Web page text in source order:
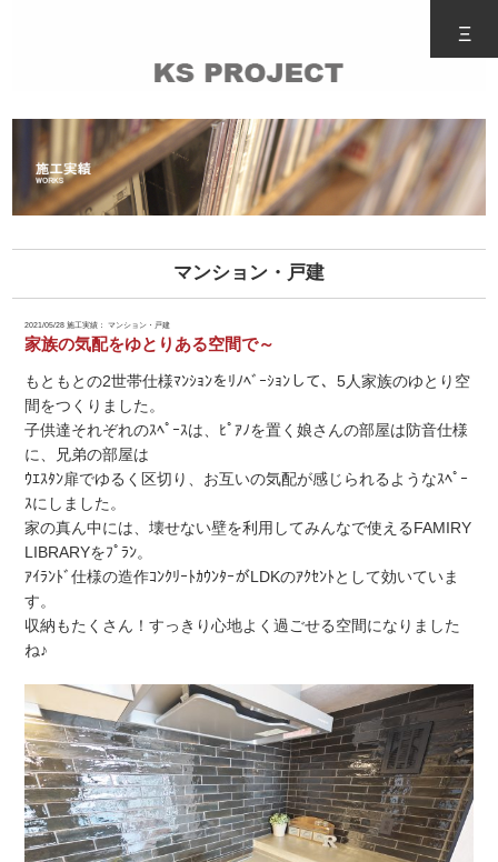
Ξ
マンション・戸建
2021/05/28施工実績： マンション・戸建
家族の気配をゆとりある空間で～
もともとの2世帯仕様ﾏﾝｼｮﾝをﾘﾉﾍﾞｰｼｮﾝして、5人家族のゆとり空
間をつくりました。
子供達それぞれのｽﾍﾟｰｽは、ﾋﾟｱﾉを置く娘さんの部屋は防音仕様
に、兄弟の部屋は
ｳｴｽﾀﾝ扉でゆるく区切り、お互いの気配が感じられるようなｽﾍﾟｰ
ｽにしました。
家の真ん中には、壊せない壁を利用してみんなで使えるFAMIRY
LIBRARYをﾌﾟﾗﾝ。
ｱｲﾗﾝﾄﾞ仕様の造作ｺﾝｸﾘｰﾄｶｳﾝﾀｰがLDKのｱｸｾﾝﾄとして効いていま
す。
収納もたくさん！すっきり心地よく過ごせる空間になりました
ね♪